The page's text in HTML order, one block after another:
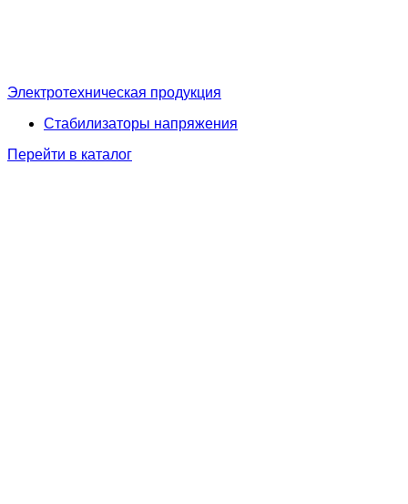
Электротехническая продукция
Стабилизаторы напряжения
Перейти в каталог